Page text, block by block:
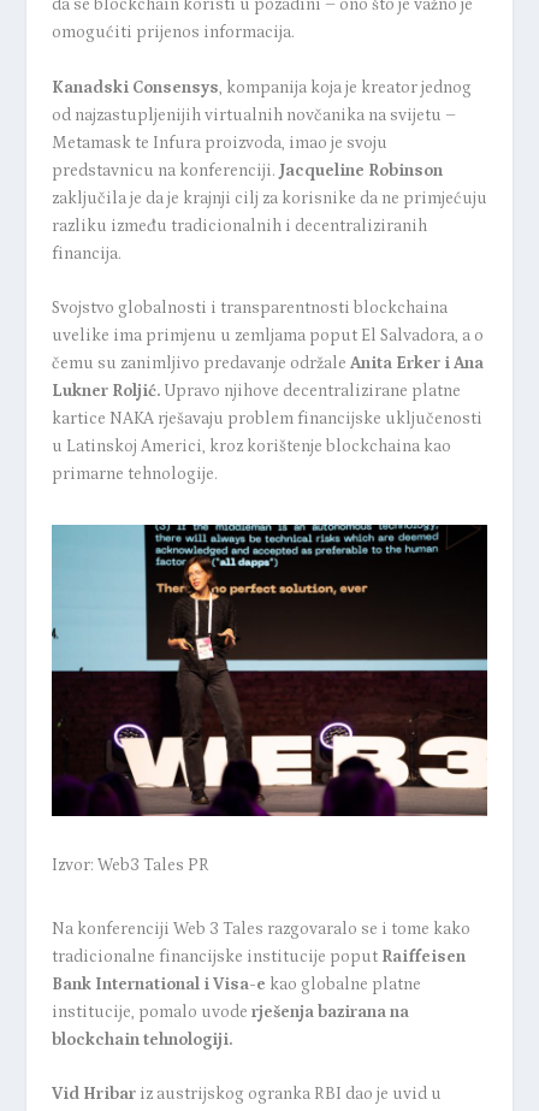
da se blockchain koristi u pozadini – ono što je važno je
omogućiti prijenos informacija.
Kanadski Consensys, kompanija koja je kreator jednog
od najzastupljenijih virtualnih novčanika na svijetu –
Metamask te Infura proizvoda, imao je svoju
predstavnicu na konferenciji. Jacqueline Robinson
zaključila je da je krajnji cilj za korisnike da ne primjećuju
razliku između tradicionalnih i decentraliziranih
financija.
Svojstvo globalnosti i transparentnosti blockchaina
uvelike ima primjenu u zemljama poput El Salvadora, a o
čemu su zanimljivo predavanje održale Anita Erker i Ana
Lukner Roljić.Upravo njihove decentralizirane platne
kartice NAKA rješavaju problem financijske uključenosti
u Latinskoj Americi, kroz korištenje blockchaina kao
primarne tehnologije.
Izvor: Web3 Tales PR
Na konferenciji Web 3 Tales razgovaralo se i tome kako
tradicionalne financijske institucije poput Raiffeisen
Bank International i Visa-e kao globalne platne
institucije, pomalo uvode rješenja bazirana na
blockchain tehnologiji.
Vid Hribariz austrijskog ogranka RBI dao je uvid u